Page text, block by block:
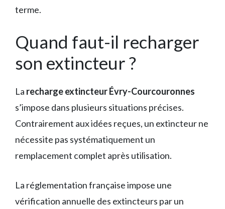
terme.
Quand faut-il recharger
son extincteur ?
La recharge extincteur Évry-Courcouronnes
s’impose dans plusieurs situations précises.
Contrairement aux idées reçues, un extincteur ne
nécessite pas systématiquement un
remplacement complet après utilisation.
La réglementation française impose une
vérification annuelle des extincteurs par un